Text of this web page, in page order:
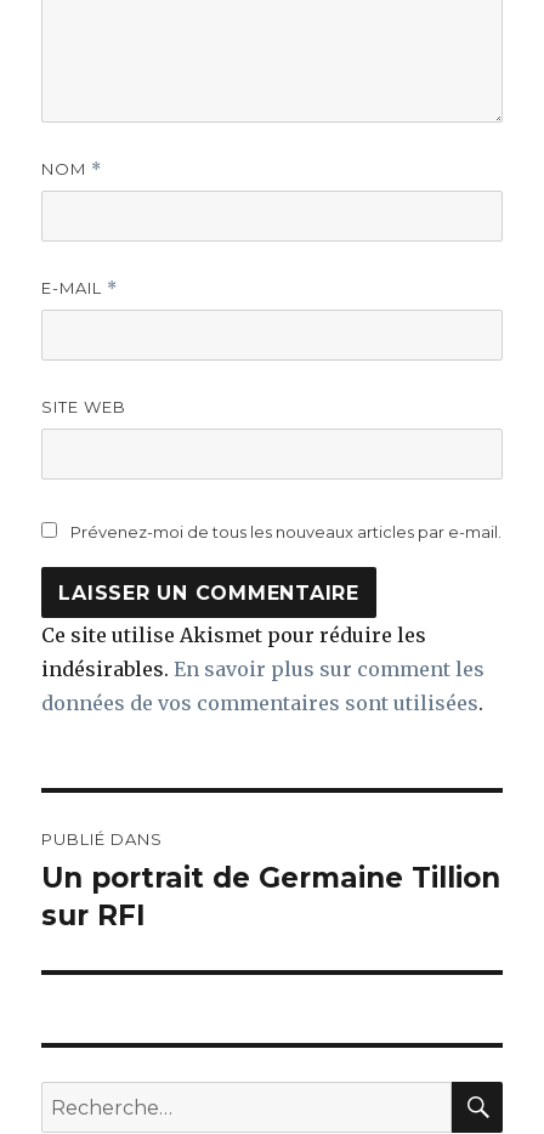
NOM *
E-MAIL *
SITE WEB
Prévenez-moi de tous les nouveaux articles par e-mail.
Ce site utilise Akismet pour réduire les
indésirables.En savoir plus sur comment les
données de vos commentaires sont utilisées.
de
l’article
PUBLIÉ DANS
Un portrait de Germaine Tillion
sur RFI
Recherche